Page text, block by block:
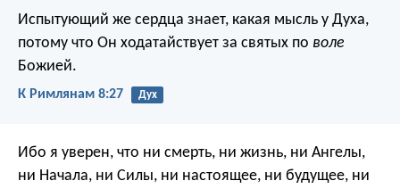
Испытующий же сердца знает, какая мысль у Духа,
потому что Он ходатайствует за святых по воле
Божией.
К Римлянам 8:27 Дух
Ибо я уверен, что ни смерть, ни жизнь, ни Ангелы,
ни Начала, ни Силы, ни настоящее, ни будущее, ни